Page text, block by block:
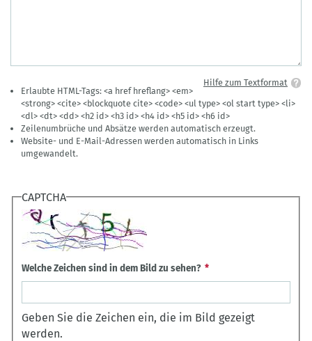
Hilfe zum Textformat
Erlaubte HTML-Tags: <a href hreflang> <em>
<strong> <cite> <blockquote cite> <code> <ul type> <ol start type> <li>
<dl> <dt> <dd> <h2 id> <h3 id> <h4 id> <h5 id> <h6 id>
Zeilenumbrüche und Absätze werden automatisch erzeugt.
Website- und E-Mail-Adressen werden automatisch in Links
umgewandelt.
CAPTCHA
Welche Zeichen sind in dem Bild zu sehen?
Geben Sie die Zeichen ein, die im Bild gezeigt
werden.